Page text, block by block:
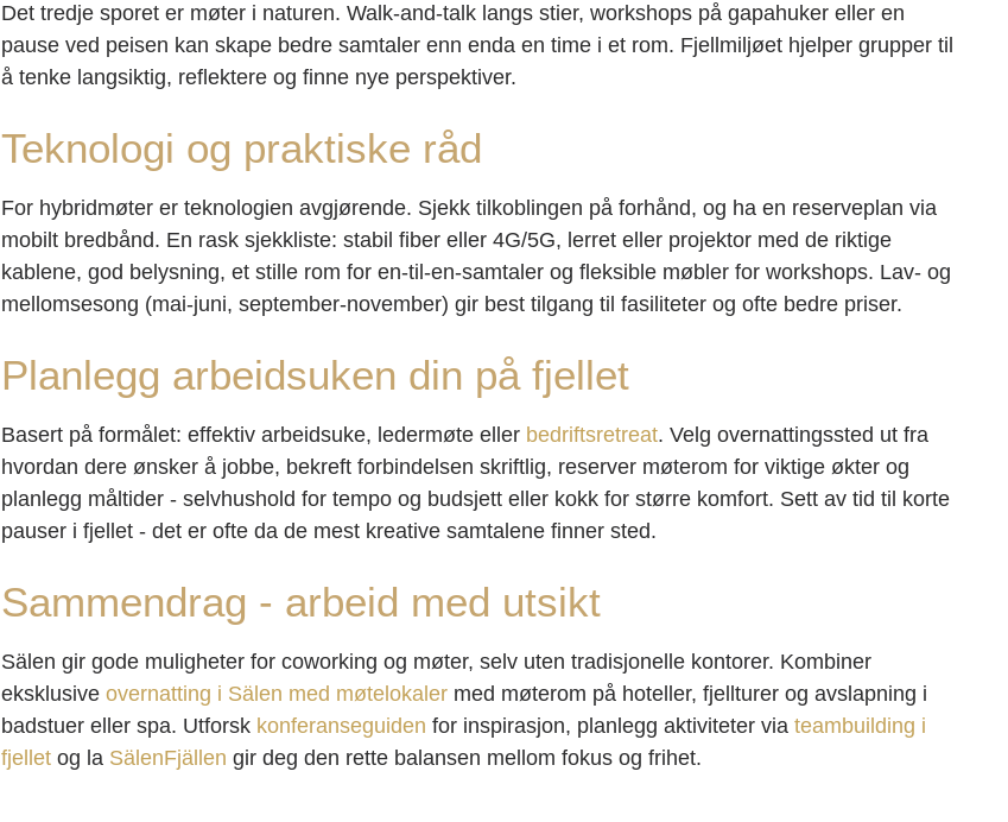
Det tredje sporet er møter i naturen. Walk-and-talk langs stier, workshops på gapahuker eller en
pause ved peisen kan skape bedre samtaler enn enda en time i et rom. Fjellmiljøet hjelper grupper til
å tenke langsiktig, reflektere og finne nye perspektiver.
Teknologi og praktiske råd
For hybridmøter er teknologien avgjørende. Sjekk tilkoblingen på forhånd, og ha en reserveplan via
mobilt bredbånd. En rask sjekkliste: stabil fiber eller 4G/5G, lerret eller projektor med de riktige
kablene, god belysning, et stille rom for en-til-en-samtaler og fleksible møbler for workshops. Lav- og
mellomsesong (mai-juni, september-november) gir best tilgang til fasiliteter og ofte bedre priser.
Planlegg arbeidsuken din på fjellet
Basert på formålet: effektiv arbeidsuke, ledermøte eller bedriftsretreat. Velg overnattingssted ut fra
hvordan dere ønsker å jobbe, bekreft forbindelsen skriftlig, reserver møterom for viktige økter og
planlegg måltider - selvhushold for tempo og budsjett eller kokk for større komfort. Sett av tid til korte
pauser i fjellet - det er ofte da de mest kreative samtalene finner sted.
Sammendrag - arbeid med utsikt
Sälen gir gode muligheter for coworking og møter, selv uten tradisjonelle kontorer. Kombiner
eksklusiveovernatting i Sälen med møtelokaler med møterom på hoteller, fjellturer og avslapning i
badstuer eller spa. Utforsk konferanseguiden for inspirasjon, planlegg aktiviteter viateambuilding i
fjellet og la SälenFjällen gir deg den rette balansen mellom fokus og frihet.